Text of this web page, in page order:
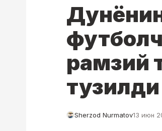
рамзий
тузилди
Sherzod Nurmatov13 июн